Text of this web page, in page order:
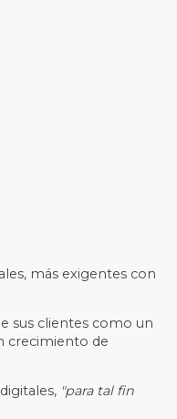
más exigentes con
sus clientes como un
crecimiento de
"para tal fin